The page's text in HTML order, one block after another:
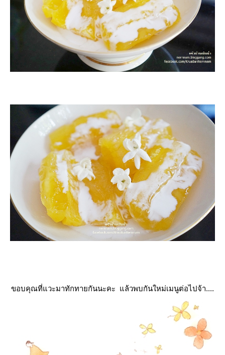
ขอบคุณที่แวะมาทักทายกันนะคะ แล้วพบกันใหม่เมนูต่อไปจ้า....